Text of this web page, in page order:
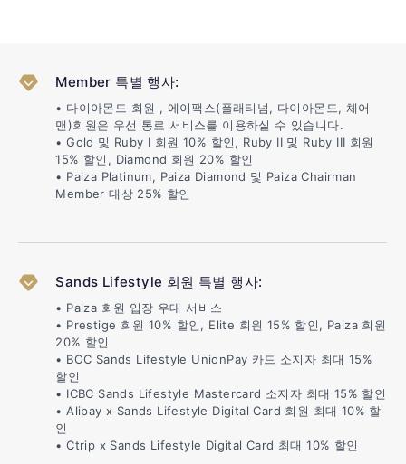
Member 특별 행사:
• 다이아몬드 회원 , 에이팩스(플래티넘, 다이아몬드, 체어
맨)회원은 우선 통로 서비스를 이용하실 수 있습니다.
• Gold 및 Ruby I 회원 10% 할인, Ruby II 및 Ruby III 회원
15% 할인, Diamond 회원 20% 할인
• Paiza Platinum, Paiza Diamond 및 Paiza Chairman
Member 대상 25% 할인
Sands Lifestyle 회원 특별 행사:
• Paiza 회원 입장 우대 서비스
• Prestige 회원 10% 할인, Elite 회원 15% 할인, Paiza 회원
20% 할인
• BOC Sands Lifestyle UnionPay 카드 소지자 최대 15%
할인
• ICBC Sands Lifestyle Mastercard 소지자 최대 15% 할인
• Alipay x Sands Lifestyle Digital Card 회원 최대 10% 할
인
• Ctrip x Sands Lifestyle Digital Card 최대 10% 할인